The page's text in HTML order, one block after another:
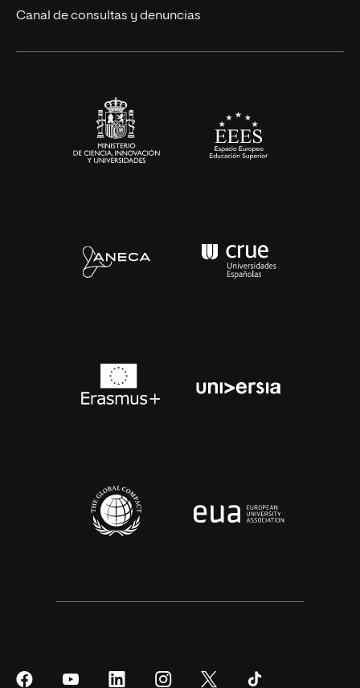
Ciencias de la Salud
Canal de consultas y denuncias
SíguenosSíguenos SíguenosSíguenos Síguenos